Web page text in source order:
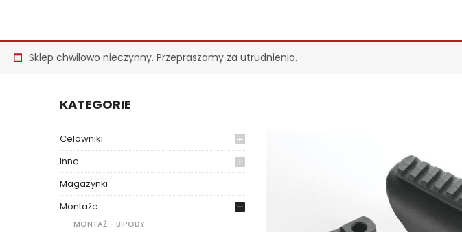
Sklep chwilowo nieczynny. Przepraszamy za utrudnienia.
KATEGORIE
Celowniki
Inne
Magazynki
Montaże
MONTAŻ - BIPODY